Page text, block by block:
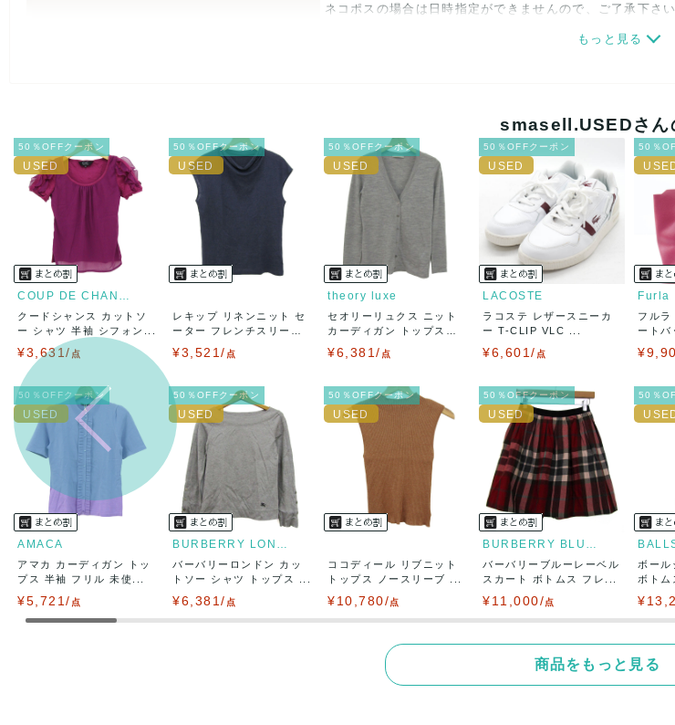
ネコポスの場合は日時指定ができませんので、ご了承下さい
USED品に関しましては、見る方によって状態の価値観が
また商品には細心の注意をはらっておりますが、何かご
とがあれば、誠意をもって対応致します。
また並行輸入品もございますので、真贋方法などお答えで
万が一、購入後に偽造品等が発覚しましたら、返品・返金
決済方法 クレジットカード、メルペイ、銀行振込、PayPay、コン
出荷 送料：¥1,650 (見込み)
送料表を確認する
出荷目安：5営業日以内
出荷予定日：なるべく最短で発送致します。
もっと見る
smasell.USEDさん
50％OFFクーポン
クードシャンス カットソ
ー シャツ 半袖 シフォン...
¥3,631/ 点
50％OFFクーポン
レキップ リネンニット セ
ーター フレンチスリー
¥3,521/ 点
50％OFFクーポン
theory luxe
セオリーリュクス ニット
カーディガン トップス
¥6,381/ 点
50％OFFクーポン
LACOSTE
ラコステ レザースニーカ
ー T-CLIP VLC ...
¥6,601/ 点
50％
Furla
フルラ
ートバ
50％OFFクーポン
AMACA
アマカ カーディガン トッ
プス 半袖 フリル 未使...
¥5,721/ 点
50％OFFクーポン
バーバリーロンドン カッ
トソー シャツ トップス ...
¥6,381/ 点
50％OFFクーポン
ココディール リブニット
トップス ノースリーブ ...
¥10,780/点
50％OFFクーポン
バーバリーブルーレーベル
スカート ボトムス フレ...
¥11,000/点
50％
ボール
ボトム
商品をもっと見る